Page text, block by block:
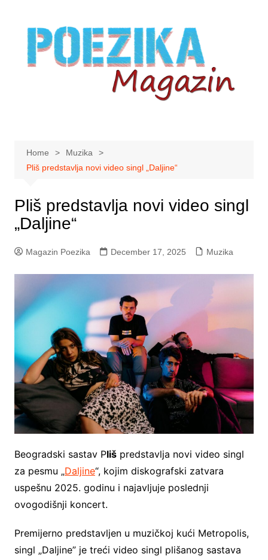
content
Home
Muzika
Pliš predstavlja novi video singl „Daljine“
Pliš predstavlja novi video singl
„Daljine“
Magazin Poezika December 17, 2025 Muzika
Beogradski sastav Plišpredstavlja novi video singl
za pesmu „Daljine“, kojim diskografski zatvara
uspešnu 2025. godinu i najavljuje poslednji
ovogodišnji koncert.
Premijerno predstavljen u muzičkoj kući Metropolis,
singl „Daljine” je treći video singl plišanog sastava